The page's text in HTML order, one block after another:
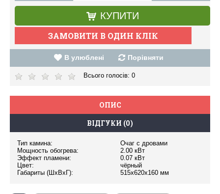
КУПИТИ
В улюблені Порівняти
Всього голосів: 0
ОПИС
ВІДГУКИ (0)
Тип камина:
Очаг с дровами
Мощность обогрева:
2.00 кВт
Эффект пламени:
0.07 кВт
Цвет:
чёрный
Габариты (ШxВxГ):
515х620х160 мм